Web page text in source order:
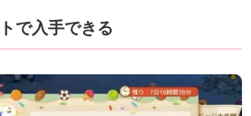
で入手できる